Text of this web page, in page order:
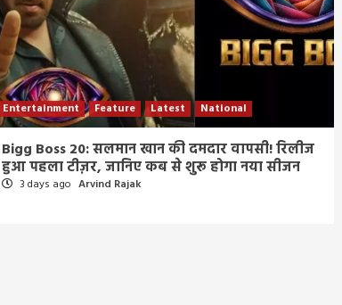
Entertainment Feature Latest National
Bigg Boss 20: सलमान खान की दमदार वापसी! रिलीज
हुआ पहला टीज़र, जानिए कब से शुरू होगा नया सीजन
3 days ago Arvind Rajak